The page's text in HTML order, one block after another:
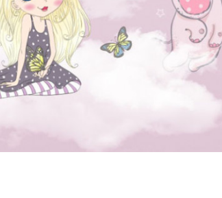
Фотообои
Фотообои горы и
Фотообои золото
Фотообои разное